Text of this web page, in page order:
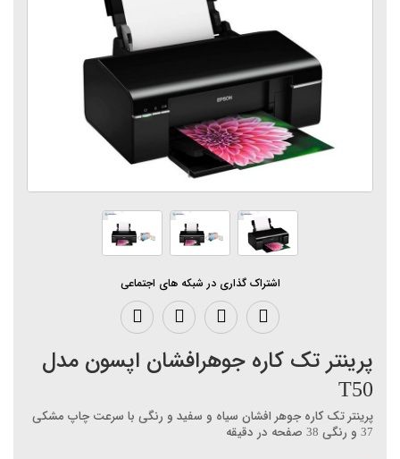
اشتراک گذاری در شبکه های اجتماعی
پرینتر تک کاره جوهرافشان اپسون مدل
T50
پرینتر تک کاره جوهر افشان سیاه و سفید و رنگی با سرعت چاپ مشکی
37 و رنگی 38 صفحه در دقیقه